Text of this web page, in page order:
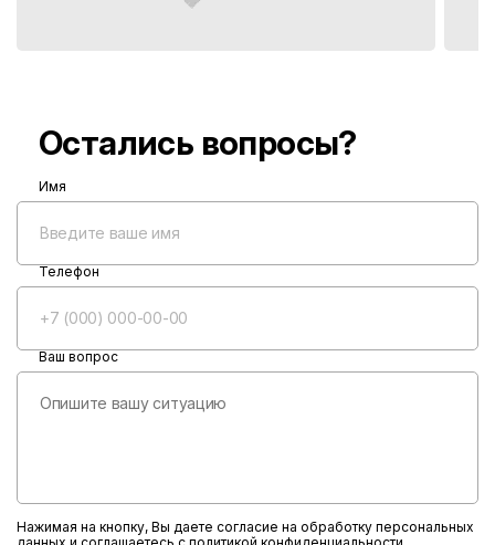
Остались вопросы?
Имя
Телефон
Ваш вопрос
Нажимая на кнопку, Вы даете согласие на обработку персональных